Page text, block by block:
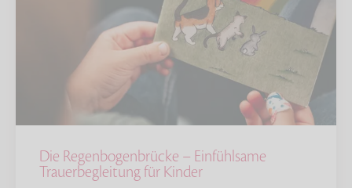
Die Regenbogenbrücke – Einfühlsame
Trauerbegleitung für Kinder